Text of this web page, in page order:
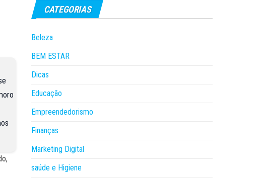
CATEGORIAS
Beleza
BEM ESTAR
Dicas
Educação
Empreendedorismo
Finanças
Marketing Digital
saúde e Higiene